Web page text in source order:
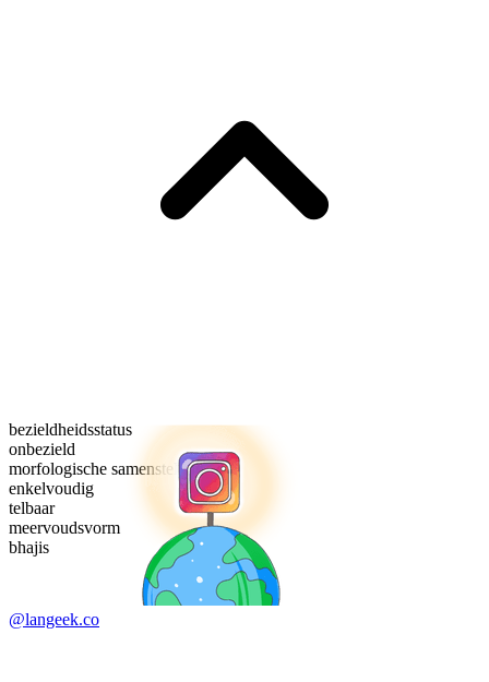
bezieldheidsstatus
onbezield
morfologische samenstelling
enkelvoudig
telbaar
meervoudsvorm
bhajis
@langeek.co